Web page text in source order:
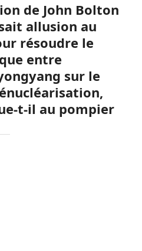
de John Bolton
allusion au
résoudre le
entre
sur le
t-il au pompier